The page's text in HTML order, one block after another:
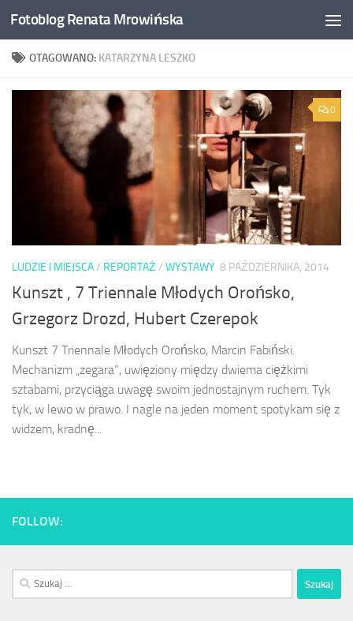
Przeskocz do treści
Fotoblog Renata Mrowińska
OTAGOWANO: KATARZYNA LESZKO
0
LUDZIE I MIEJSCA/ REPORTAŻ/ WYSTAWY 8 PAŹDZIERNIKA, 2014
Kunszt , 7 Triennale Młodych Orońsko,
Grzegorz Drozd, Hubert Czerepok
Kunszt 7 Triennale Młodych Orońsko, Marcin Fabiński.
Mechanizm „zegara”, uwięziony między dwiema ciężkimi
sztabami, przyciąga uwagę swoim jednostajnym ruchem. Tyk
tyk, w lewo w prawo. I nagle na jeden moment spotykam się z
widzem, kradnę...
FOLLOW:
Szukaj: